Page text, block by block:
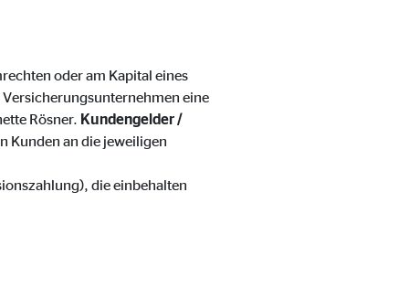
oder am Kapital eines
eine
Rösner. Kundengelder /
Kunden an die jeweiligen
die einbehalten
übermittelt, die die